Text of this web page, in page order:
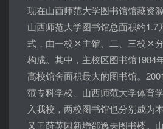
现在山西师范大学图书馆馆藏资
山西师范大学图书馆总面积约1.7
式，由一校区主馆、二、三校区
构成。其中，主校区图书馆1984
高校馆舍面积最大的图书馆。
范专科学校、山西师范大学体育
入我校，两校图书馆也分别成为
又于莳英园新增邵逸夫图书楼。